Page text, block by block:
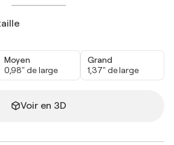
Moyen
0,98" de large
Grand
1,37" de large
Voir en 3D